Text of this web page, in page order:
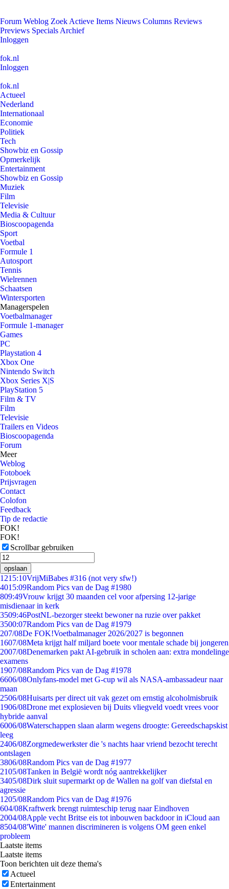
Forum Weblog Zoek Actieve Items Nieuws Columns Reviews
Previews Specials Archief
Inloggen
fok.nl
Inloggen
fok.nl
Actueel
Nederland
Internationaal
Economie
Politiek
Tech
Showbiz en Gossip
Opmerkelijk
Entertainment
Showbiz en Gossip
Muziek
Film
Televisie
Media & Cultuur
Bioscoopagenda
Sport
Voetbal
Formule 1
Autosport
Tennis
Wielrennen
Schaatsen
Wintersporten
Managerspelen
Voetbalmanager
Formule 1-manager
Games
PC
Playstation 4
Xbox One
Nintendo Switch
Xbox Series X|S
PlayStation 5
Film & TV
Film
Televisie
Trailers en Videos
Bioscoopagenda
Forum
Meer
Weblog
Fotoboek
Prijsvragen
Contact
Colofon
Feedback
Tip de redactie
FOK!
FOK!
Scrollbar gebruiken
opslaan
1215:10VrijMiBabes #316 (not very sfw!)
4015:09Random Pics van de Dag #1980
809:49Vrouw krijgt 30 maanden cel voor afpersing 12-jarige
misdienaar in kerk
3509:46PostNL-bezorger steekt bewoner na ruzie over pakket
3500:07Random Pics van de Dag #1979
207/08De FOK!Voetbalmanager 2026/2027 is begonnen
1607/08Meta krijgt half miljard boete voor mentale schade bij jongeren
2007/08Denemarken pakt AI-gebruik in scholen aan: extra mondelinge
examens
1907/08Random Pics van de Dag #1978
6606/08Onlyfans-model met G-cup wil als NASA-ambassadeur naar
maan
2506/08Huisarts per direct uit vak gezet om ernstig alcoholmisbruik
1906/08Drone met explosieven bij Duits vliegveld voedt vrees voor
hybride aanval
6006/08Waterschappen slaan alarm wegens droogte: Gereedschapskist
leeg
2406/08Zorgmedewerkster die 's nachts haar vriend bezocht terecht
ontslagen
3806/08Random Pics van de Dag #1977
2105/08Tanken in België wordt nóg aantrekkelijker
3405/08Dirk sluit supermarkt op de Wallen na golf van diefstal en
agressie
1205/08Random Pics van de Dag #1976
604/08Kraftwerk brengt ruimteschip terug naar Eindhoven
2004/08Apple vecht Britse eis tot inbouwen backdoor in iCloud aan
8504/08'Witte' mannen discrimineren is volgens OM geen enkel
probleem
Laatste items
Laatste items
Toon berichten uit deze thema's
Actueel
Entertainment